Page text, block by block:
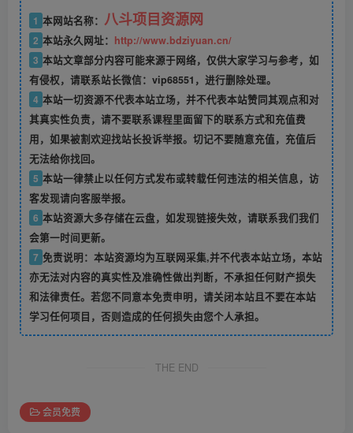
1 本网站名称： 八斗项目资源网
2 本站永久网址： http://www.bdziyuan.cn/
3 本站文章部分内容可能来源于网络，仅供大家学习与参考，如
有侵权，请联系站长微信：vip68551，进行删除处理。
4 本站一切资源不代表本站立场，并不代表本站赞同其观点和对
其真实性负责，请不要联系课程里面留下的联系方式和充值费
用，如果被割欢迎找站长投诉举报。切记不要随意充值，充值后
无法给你找回。
5 本站一律禁止以任何方式发布或转载任何违法的相关信息，访
客发现请向客服举报。
6 本站资源大多存储在云盘，如发现链接失效，请联系我们我们
会第一时间更新。
7 免责说明：本站资源均为互联网采集,并不代表本站立场，本站
亦无法对内容的真实性及准确性做出判断，不承担任何财产损失
和法律责任。若您不同意本免责申明，请关闭本站且不要在本站
学习任何项目，否则造成的任何损失由您个人承担。
THE END
会员免费